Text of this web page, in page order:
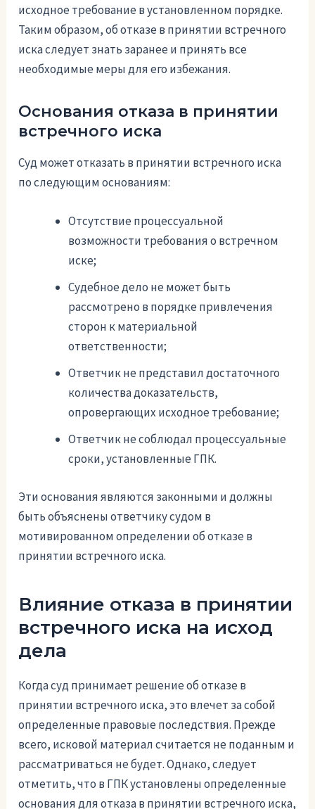
исходное требование в установленном порядке.
Таким образом, об отказе в принятии встречного
иска следует знать заранее и принять все
необходимые меры для его избежания.
Основания отказа в принятии
встречного иска
Суд может отказать в принятии встречного иска
по следующим основаниям:
Отсутствие процессуальной
возможности требования о встречном
иске;
Судебное дело не может быть
рассмотрено в порядке привлечения
сторон к материальной
ответственности;
Ответчик не представил достаточного
количества доказательств,
опровергающих исходное требование;
Ответчик не соблюдал процессуальные
сроки, установленные ГПК.
Эти основания являются законными и должны
быть объяснены ответчику судом в
мотивированном определении об отказе в
принятии встречного иска.
Влияние отказа в принятии
встречного иска на исход
дела
Когда суд принимает решение об отказе в
принятии встречного иска, это влечет за собой
определенные правовые последствия. Прежде
всего, исковой материал считается не поданным и
рассматриваться не будет. Однако, следует
отметить, что в ГПК установлены определенные
основания для отказа в принятии встречного иска,